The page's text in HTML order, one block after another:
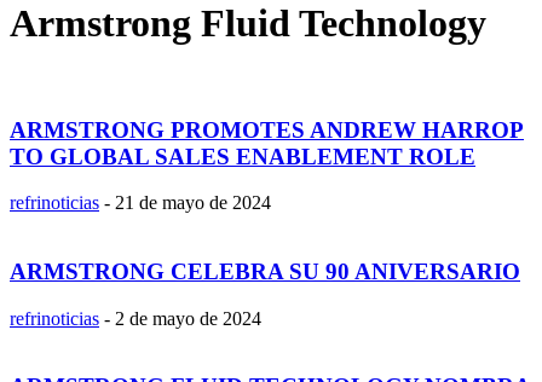
Armstrong Fluid Technology
ARMSTRONG PROMOTES ANDREW HARROP
TO GLOBAL SALES ENABLEMENT ROLE
refrinoticias - 21 de mayo de 2024
ARMSTRONG CELEBRA SU 90 ANIVERSARIO
refrinoticias - 2 de mayo de 2024